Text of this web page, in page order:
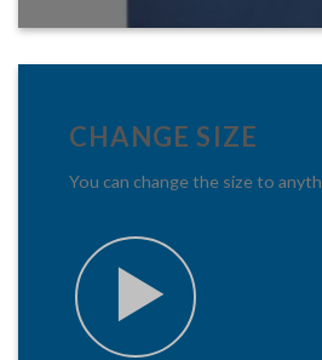
CHANGE SIZE
You can change the size to